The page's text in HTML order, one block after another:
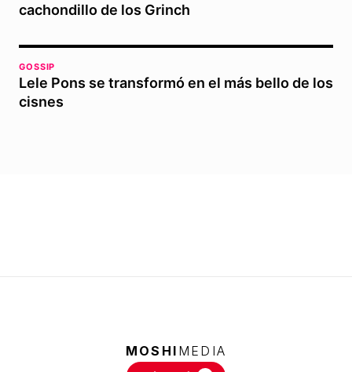
cachondillo de los Grinch
GOSSIP
Lele Pons se transformó en el más bello de los
cisnes
MOSHI MEDIA